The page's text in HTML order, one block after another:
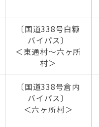
〔国道338号白糠
バイパス〕
＜東通村～六ヶ所
村＞
〔国道338号倉内
バイパス〕
＜六ヶ所村＞